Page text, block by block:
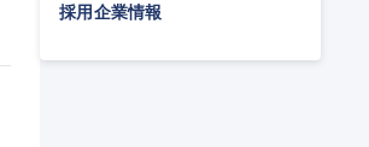
採用企業情報